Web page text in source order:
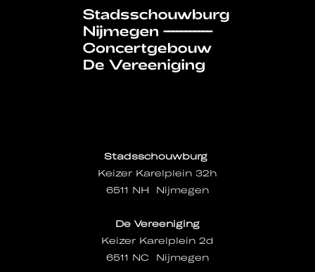
Stadsschouwburg
Keizer Karelplein 32h
6511 NH Nijmegen
De Vereeniging
Keizer Karelplein 2d
6511 NC Nijmegen